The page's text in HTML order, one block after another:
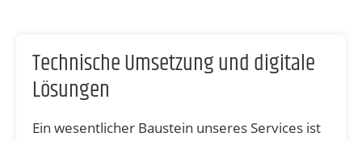
Technische Umsetzung und digitale
Lösungen
Ein wesentlicher Baustein unseres Services ist